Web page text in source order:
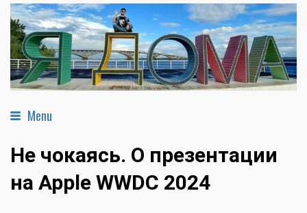
Menu
Не чокаясь. О презентации
на Apple WWDC 2024